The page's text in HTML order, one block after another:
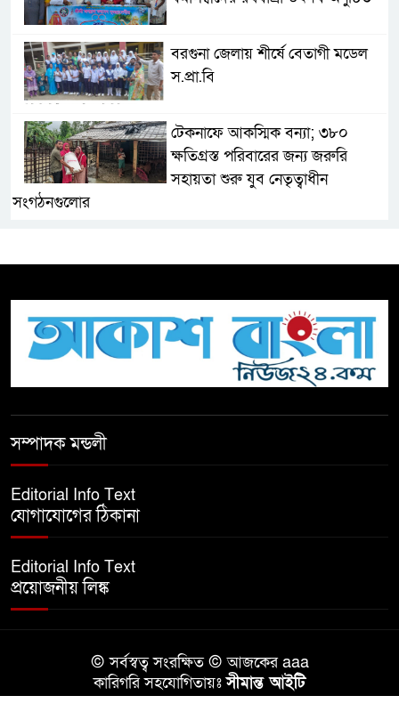
বরগুনা জেলায় শীর্ষে বেতাগী মডেল
স.প্রা.বি
টেকনাফে আকস্মিক বন্যা; ৩৮০
ক্ষতিগ্রস্ত পরিবারের জন্য জরুরি
সহায়তা শুরু যুব নেতৃত্বাধীন
সংগঠনগুলোর
টিকটকে অশালীন কনটেন্ট ও অনলাইন
হয়রানির অভিযোগে ব্রাহ্মণবাড়িয়ায়
বেতাগীতে ঈদুল আজহা উপলক্ষে
বিনামূল্যে বীজ ও রাসায়নিক সার
বিতরণ কর্মসূচির উদ্বোধন
সম্পাদক মন্ডলী
Editorial Info Text
যোগাযোগের ঠিকানা
Editorial Info Text
প্রয়োজনীয় লিঙ্ক
© সর্বস্বত্ব সংরক্ষিত © আজকের aaa
কারিগরি সহযোগিতায়ঃসীমান্ত আইটি